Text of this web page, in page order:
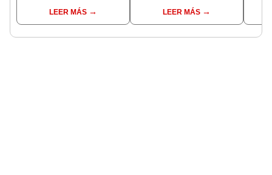
LEER MÁS
comunesLEER MÁS